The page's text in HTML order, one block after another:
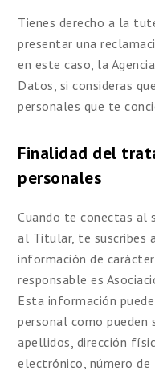
Tienes derecho a la
presentar una
en este caso, la
Datos, si consideras
personales que te
Finalidad del
personales
Cuando te conectas al
al Titular, te suscribes
información de
responsable es
Esta información
personal como pueden
apellidos, dirección
electrónico, número